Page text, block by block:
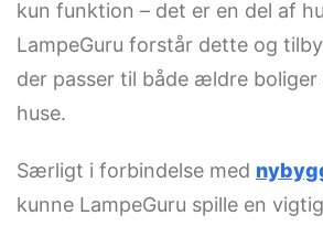
kun funktion – det er en del af
LampeGuru forstår dette og
der passer til både ældre
huse.
Særligt i forbindelse med
kunne LampeGuru spille en